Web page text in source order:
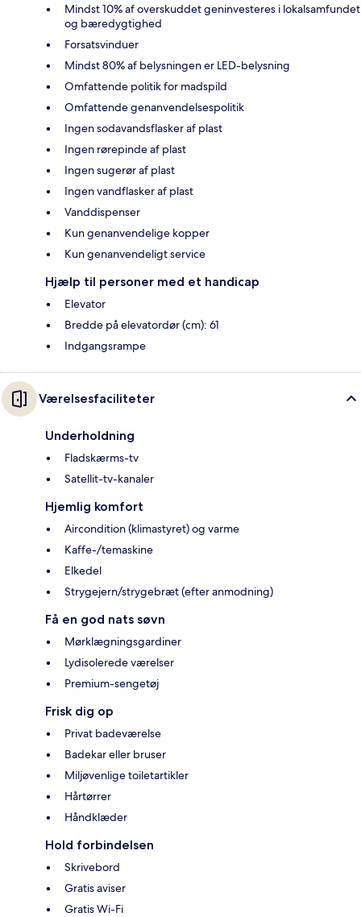
Mindst 10% af overskuddet geninvesteres i lokalsamfundet
og bæredygtighed
Forsatsvinduer
Mindst 80% af belysningen er LED-belysning
Omfattende politik for madspild
Omfattende genanvendelsespolitik
Ingen sodavandsflasker af plast
Ingen rørepinde af plast
Ingen sugerør af plast
Ingen vandflasker af plast
Vanddispenser
Kun genanvendelige kopper
Kun genanvendeligt service
Hjælp til personer med et handicap
Elevator
Bredde på elevatordør (cm): 61
Indgangsrampe
Værelsesfaciliteter
Underholdning
Fladskærms-tv
Satellit-tv-kanaler
Hjemlig komfort
Aircondition (klimastyret) og varme
Kaffe-/temaskine
Elkedel
Strygejern/strygebræt (efter anmodning)
Få en god nats søvn
Mørklægningsgardiner
Lydisolerede værelser
Premium-sengetøj
Frisk dig op
Privat badeværelse
Badekar eller bruser
Miljøvenlige toiletartikler
Hårtørrer
Håndklæder
Hold forbindelsen
Skrivebord
Gratis aviser
Gratis Wi-Fi